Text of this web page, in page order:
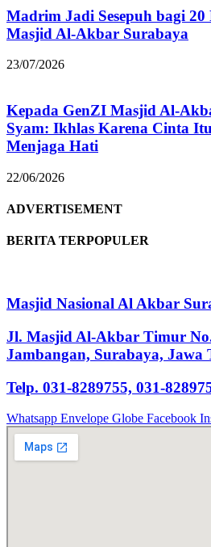
Madrim Jadi Sesepuh bagi 20
Masjid Al-Akbar Surabaya
23/07/2026
Kepada GenZI Masjid Al-
Syam: Ikhlas Karena Cinta
Menjaga Hati
22/06/2026
ADVERTISEMENT
BERITA TERPOPULER
Masjid Nasional Al Akbar
Jl. Masjid Al-Akbar Timur
Jambangan, Surabaya, Jawa
Telp. 031-8289755, 031-
Whatsapp Envelope Globe Facebook